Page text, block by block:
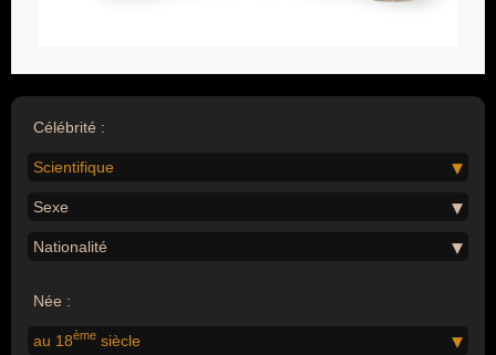
Célébrité :
Scientifique
Sexe
Nationalité
Née :
au 18ème siècle